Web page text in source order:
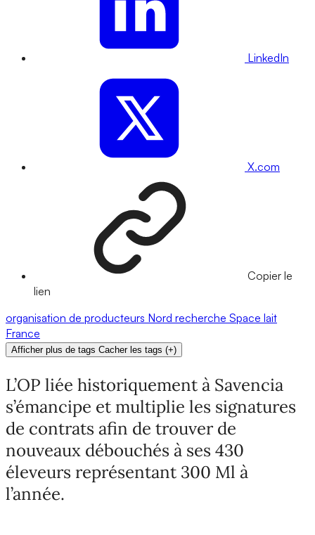
LinkedIn
X.com
Copier le
lien
organisation de producteurs Nord recherche Space lait
France
Afficher plus de tags Cacher les tags (+)
L’OP liée historiquement à Savencia
s’émancipe et multiplie les signatures
de contrats afin de trouver de
nouveaux débouchés à ses 430
éleveurs représentant 300 Ml à
l’année.